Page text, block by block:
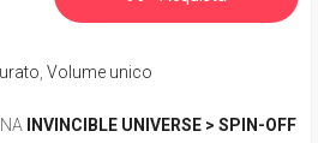
Volume unico
INVINCIBLE UNIVERSE > SPIN-OFF